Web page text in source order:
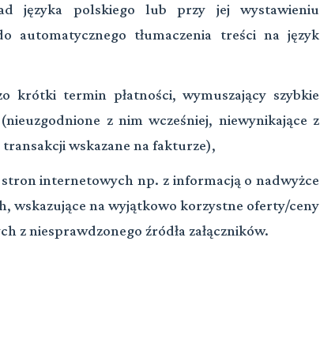
języka polskiego lub przy jej wystawieniu
automatycznego tłumaczenia treści na język
krótki termin płatności, wymuszający szybkie
z nim wcześniej, niewynikające z
wskazane na fakturze),
internetowych np. z informacją o nadwyżce
wskazujące na wyjątkowo korzystne oferty/ceny
z niesprawdzonego źródła załączników.